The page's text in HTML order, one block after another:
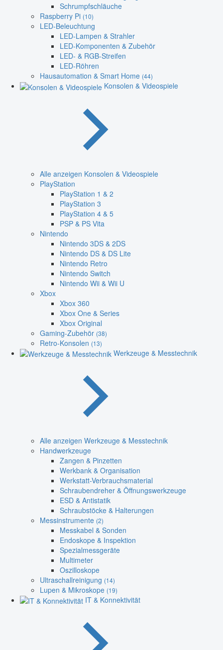
Schrumpfschläuche
Raspberry Pi (10)
LED-Beleuchtung
LED-Lampen & Strahler
LED-Komponenten & Zubehör
LED- & RGB-Streifen
LED-Röhren
Hausautomation & Smart Home (44)
Konsolen & Videospiele
Alle anzeigen Konsolen & Videospiele
PlayStation
PlayStation 1 & 2
PlayStation 3
PlayStation 4 & 5
PSP & PS Vita
Nintendo
Nintendo 3DS & 2DS
Nintendo DS & DS Lite
Nintendo Retro
Nintendo Switch
Nintendo Wii & Wii U
Xbox
Xbox 360
Xbox One & Series
Xbox Original
Gaming-Zubehör (38)
Retro-Konsolen (13)
Werkzeuge & Messtechnik
Alle anzeigen Werkzeuge & Messtechnik
Handwerkzeuge
Zangen & Pinzetten
Werkbank & Organisation
Werkstatt-Verbrauchsmaterial
Schraubendreher & Öffnungswerkzeuge
ESD & Antistatik
Schraubstöcke & Halterungen
Messinstrumente (2)
Messkabel & Sonden
Endoskope & Inspektion
Spezialmessgeräte
Multimeter
Oszilloskope
Ultraschallreinigung (14)
Lupen & Mikroskope (19)
IT & Konnektivität